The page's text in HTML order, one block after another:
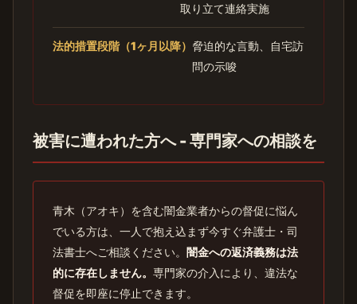
取り立て連絡実施
法的措置段階（1ヶ月以降） 脅迫的な言動、自宅訪
問の示唆
被害に遭われた方へ - 専門家への相談を
青木（アオキ）を含む闇金業者からの督促に悩ん
でいる方は、一人で抱え込まず今すぐ弁護士・司
法書士へご相談ください。 闇金への返済義務は法
的に存在しません。 専門家の介入により、違法な
督促を即座に停止できます。